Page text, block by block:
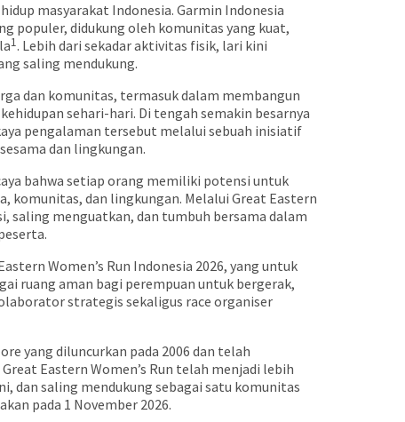
masyarakat Indonesia. Garmin Indonesia
populer, didukung oleh komunitas yang kuat,
1. Lebih dari sekadar aktivitas fisik, lari kini
saling mendukung.
dan komunitas, termasuk dalam membangun
sehari-hari. Di tengah semakin besarnya
pengalaman tersebut melalui sebuah inisiatif
dan lingkungan.
bahwa setiap orang memiliki potensi untuk
komunitas, dan lingkungan. Melalui Great Eastern
saling menguatkan, dan tumbuh bersama dalam
Women’s Run Indonesia 2026, yang untuk
ruang aman bagi perempuan untuk bergerak,
strategis sekaligus race organiser
yang diluncurkan pada 2006 dan telah
Eastern Women’s Run telah menjadi lebih
dan saling mendukung sebagai satu komunitas
pada 1 November 2026.